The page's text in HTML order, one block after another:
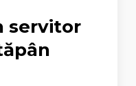
servitor